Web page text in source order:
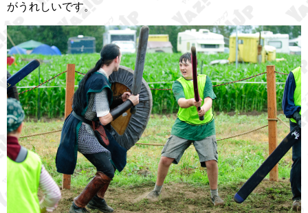
がうれしいです。